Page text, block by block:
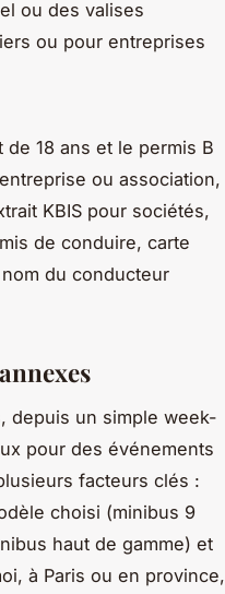
ou des valises
ou pour entreprises
de 18 ans et le permis B
ou association,
KBIS pour sociétés,
de conduire, carte
du conducteur
depuis un simple week-
pour des événements
facteurs clés :
choisi (minibus 9
haut de gamme) et
à Paris ou en province,